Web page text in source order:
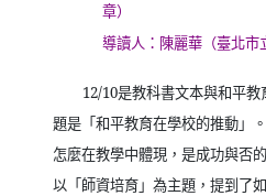
章）
導讀人：陳麗華（臺北市
12/10是教科書文本與和平
題是「和平教育在學校的推動」
怎麼在教學中體現，是成功與否
以「師資培育」為主題，提到了